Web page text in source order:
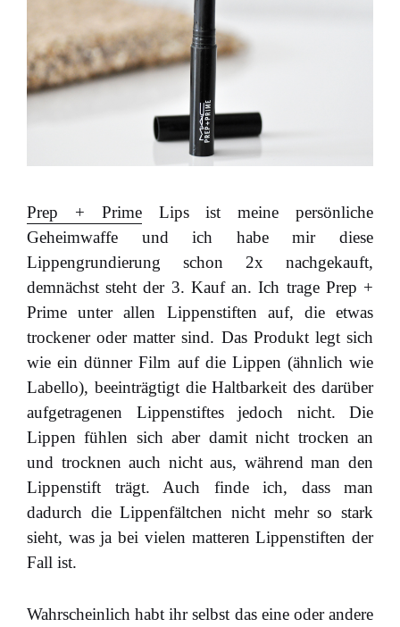
Prep + PrimeLips ist meine persönliche
Geheimwaffe und ich habe mir diese
Lippengrundierung schon 2x nachgekauft,
demnächst steht der 3. Kauf an. Ich trage Prep +
Prime unter allen Lippenstiften auf, die etwas
trockener oder matter sind. Das Produkt legt sich
wie ein dünner Film auf die Lippen (ähnlich wie
Labello), beeinträgtigt die Haltbarkeit des darüber
aufgetragenen Lippenstiftes jedoch nicht. Die
Lippen fühlen sich aber damit nicht trocken an
und trocknen auch nicht aus, während man den
Lippenstift trägt. Auch finde ich, dass man
dadurch die Lippenfältchen nicht mehr so stark
sieht, was ja bei vielen matteren Lippenstiften der
Fall ist.
Wahrscheinlich habt ihr selbst das eine oder andere